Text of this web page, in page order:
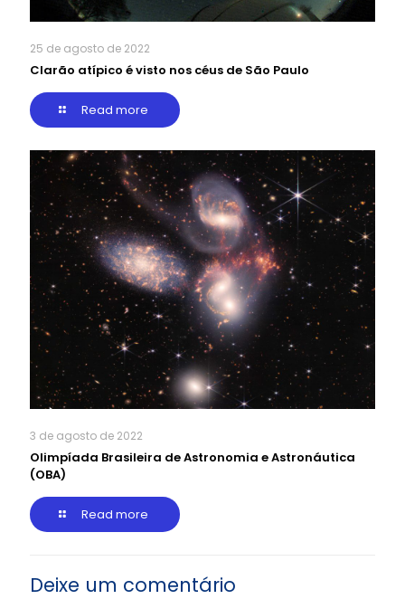
25 de agosto de 2022
Clarão atípico é visto nos céus de São Paulo
Read more
3 de agosto de 2022
Olimpíada Brasileira de Astronomia e Astronáutica
(OBA)
Read more
Deixe um comentário